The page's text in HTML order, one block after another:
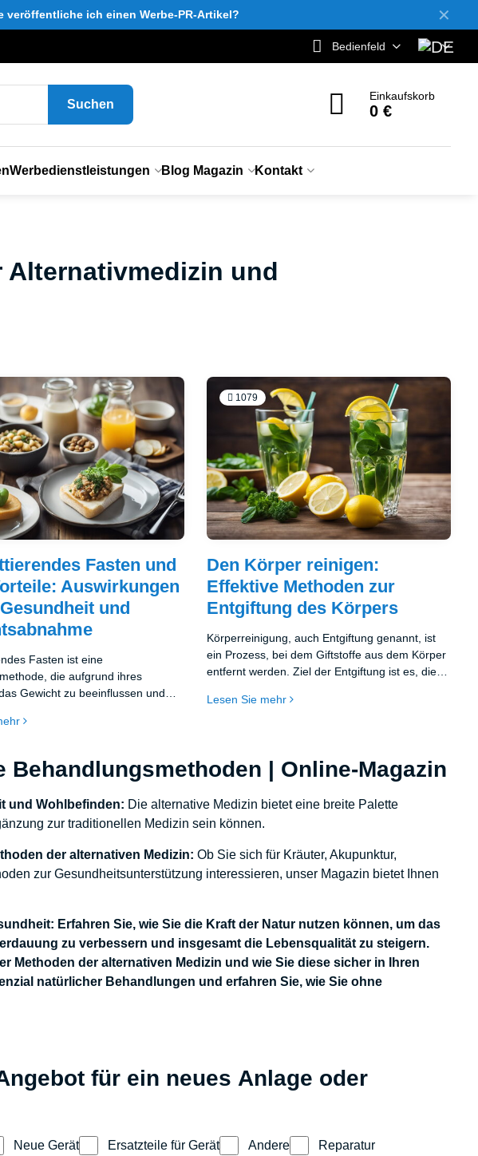
✕
veröffentliche ich einen Werbe-PR-Artikel?
Bedienfeld
Suchen
Einkaufskorb
0 €
Werbedienstleistungen Blog Magazin Kontakt
Alternativmedizin und
Fasten und
Auswirkungen
und
Fasten ist eine
die aufgrund ihres
Gewicht zu beeinflussen und
beliebter wird. Bei dieser
der Kalorienzufuhr, sondern
Essens- und
im Körper führen kann.
1079
Den Körper reinigen:
Effektive Methoden zur
Entgiftung des Körpers
Körperreinigung, auch Entgiftung genannt, ist
ein Prozess, bei dem Giftstoffe aus dem Körper
entfernt werden. Ziel der Entgiftung ist es, die
verantwortlichen Organe wie Leber, Nieren und
Lesen Sie mehr
| Online-Magazin
und Wohlbefinden: Die alternative Medizin bietet eine breite Palette
zur traditionellen Medizin sein können.
der alternativen Medizin:Ob Sie sich für Kräuter, Akupunktur,
zur Gesundheitsunterstützung interessieren, unser Magazin bietet Ihnen
Erfahren Sie, wie Sie die Kraft der Natur nutzen können, um das
zu verbessern und insgesamt die Lebensqualität zu steigern.
Methoden der alternativen Medizin und wie Sie diese sicher in Ihren
natürlicher Behandlungen und erfahren Sie, wie Sie ohne
für ein neues Anlage oder
Neue Gerät Ersatzteile für Gerät Andere Reparatur